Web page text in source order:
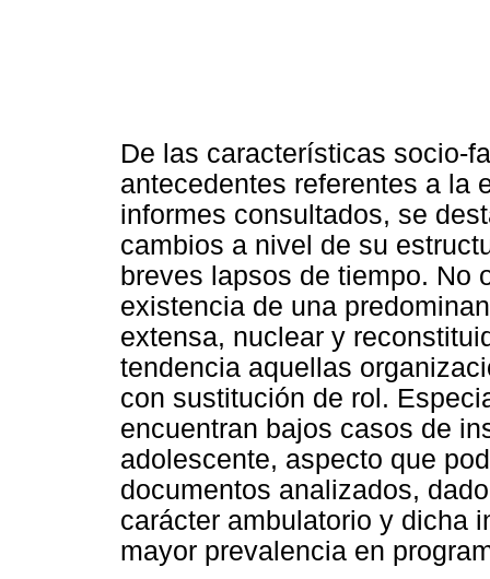
De las características socio-
antecedentes referentes a la
informes consultados, se
cambios a nivel de su
breves lapsos de tiempo. No
existencia de una
extensa, nuclear y
tendencia aquellas
con sustitución de rol.
encuentran bajos casos de
adolescente, aspecto que
documentos analizados,
carácter ambulatorio y dicha
mayor prevalencia en